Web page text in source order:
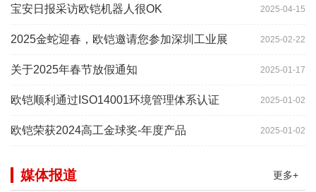
2025-04-15
宝安日报采访欧铠机器人很OK
2025-02-22
2025金蛇迎春，欧铠邀请您参加深圳工业展
2025-01-17
关于2025年春节放假通知
2025-01-02
欧铠顺利通过ISO14001环境管理体系认证
2025-01-02
欧铠荣获2024高工金球奖-年度产品
更多+
媒体报道